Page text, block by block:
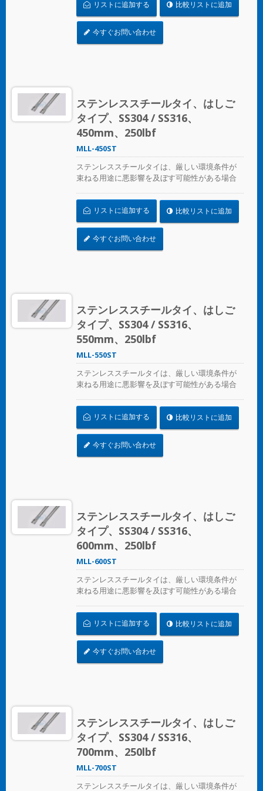
動、風化、放射線、温度の極端な変化が懸念さ
れる場所で使用され、ステンレススチールタイ
はほぼすべての屋内、屋外、地下の用途で使用
できます。
リストに追加する 比較リストに追加
今すぐお問い合わせ
ステンレススチールタイ、はしご
タイプ、SS304 / SS316、
450mm、250lbf
MLL-450ST
ステンレススチールタイは、厳しい環境条件が
束ねる用途に悪影響を及ぼす可能性がある場合
固定するために設計されています。腐食、振
動、風化、放射線、温度の極端な変化が懸念さ
れる場所で使用され、ステンレススチールタイ
はほぼすべての屋内、屋外、地下の用途で使用
できます。
リストに追加する 比較リストに追加
今すぐお問い合わせ
ステンレススチールタイ、はしご
タイプ、SS304 / SS316、
550mm、250lbf
MLL-550ST
ステンレススチールタイは、厳しい環境条件が
束ねる用途に悪影響を及ぼす可能性がある場合
固定するために設計されています。腐食、振
動、風化、放射線、温度の極端な変化が懸念さ
れる場所で使用され、ステンレススチールタイ
はほぼすべての屋内、屋外、地下の用途で使用
できます。
リストに追加する 比較リストに追加
今すぐお問い合わせ
ステンレススチールタイ、はしご
タイプ、SS304 / SS316、
600mm、250lbf
MLL-600ST
ステンレススチールタイは、厳しい環境条件が
束ねる用途に悪影響を及ぼす可能性がある場合
固定するために設計されています。腐食、振
動、風化、放射線、温度の極端な変化が懸念さ
れる場所で使用され、ステンレススチールタイ
はほぼすべての屋内、屋外、地下の用途で使用
できます。
リストに追加する 比較リストに追加
今すぐお問い合わせ
ステンレススチールタイ、はしご
タイプ、SS304 / SS316、
700mm、250lbf
MLL-700ST
ステンレススチールタイは、厳しい環境条件が